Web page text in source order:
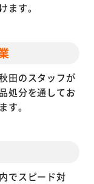
ます。
田のスタッフが
処分を通してお
す。
でスピード対